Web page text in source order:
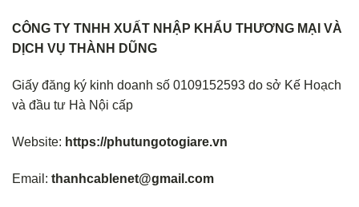
CÔNG TY TNHH XUẤT NHẬP KHẨU THƯƠNG MẠI VÀ
DỊCH VỤ THÀNH DŨNG
Giấy đăng ký kinh doanh số 0109152593 do sở Kế Hoạch
và đầu tư Hà Nội cấp
Website: https://phutungotogiare.vn
Email: thanhcablenet@gmail.com